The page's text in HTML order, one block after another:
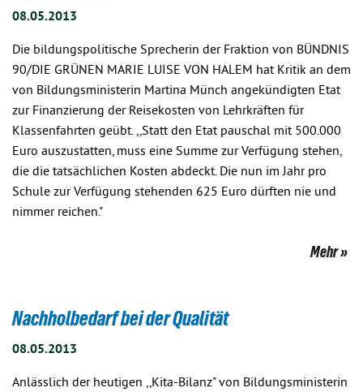
08.05.2013
Die bildungspolitische Sprecherin der Fraktion von BÜNDNIS
90/DIE GRÜNEN MARIE LUISE VON HALEM hat Kritik an dem
von Bildungsministerin Martina Münch angekündigten Etat
zur Finanzierung der Reisekosten von Lehrkräften für
Klassenfahrten geübt. ,,Statt den Etat pauschal mit 500.000
Euro auszustatten, muss eine Summe zur Verfügung stehen,
die die tatsächlichen Kosten abdeckt. Die nun im Jahr pro
Schule zur Verfügung stehenden 625 Euro dürften nie und
nimmer reichen."
Mehr
Nachholbedarf bei der Qualität
08.05.2013
Anlässlich der heutigen ,,Kita-Bilanz" von Bildungsministerin